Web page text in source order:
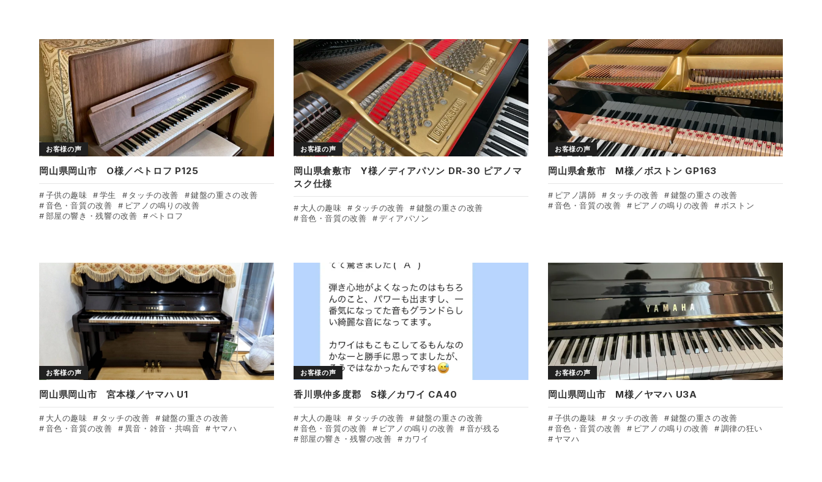
お客様の声
岡山県岡山市 O様／ペトロフ P125
子供の趣味 学生 タッチの改善
鍵盤の重さの改善
音色・音質の改善
ピアノの鳴りの改善
部屋の響き・残響の改善
ペトロフ
お客様の声
岡山県倉敷市 Y様／ディアパソン DR-30 ピアノマ
スク仕様
大人の趣味 タッチの改善
鍵盤の重さの改善
音色・音質の改善
ディアパソン
お客様の声
岡山県倉敷市 M様／ボストン GP163
ピアノ講師 タッチの改善
鍵盤の重さの改善
音色・音質の改善
ピアノの鳴りの改善 ボストン
お客様の声
岡山県岡山市 宮本様／ヤマハ U1
大人の趣味 タッチの改善
鍵盤の重さの改善
音色・音質の改善
異音・雑音・共鳴音 ヤマハ
お客様の声
香川県仲多度郡 S様／カワイ CA40
大人の趣味 タッチの改善
鍵盤の重さの改善
音色・音質の改善
ピアノの鳴りの改善
音が残る
部屋の響き・残響の改善
カワイ
お客様の声
岡山県岡山市 M様／ヤマハ U3A
子供の趣味 タッチの改善
鍵盤の重さの改善
音色・音質の改善
ピアノの鳴りの改善
調律の狂い
ヤマハ